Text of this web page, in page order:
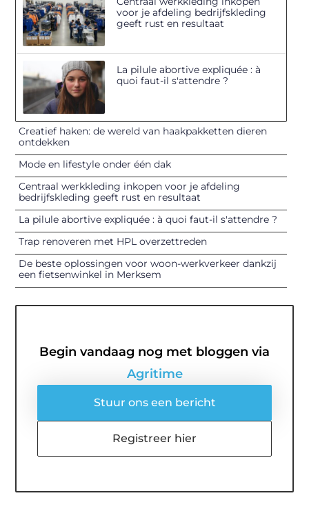
voor je afdeling bedrijfskleding
geeft rust en resultaat
La pilule abortive expliquée : à
quoi faut-il s'attendre ?
Creatief haken: de wereld van haakpakketten dieren
ontdekken
Mode en lifestyle onder één dak
Centraal werkkleding inkopen voor je afdeling
bedrijfskleding geeft rust en resultaat
La pilule abortive expliquée : à quoi faut-il s'attendre ?
Trap renoveren met HPL overzettreden
De beste oplossingen voor woon-werkverkeer dankzij
een fietsenwinkel in Merksem
Begin vandaag nog met bloggen via
Agritime
Stuur ons een bericht
Registreer hier